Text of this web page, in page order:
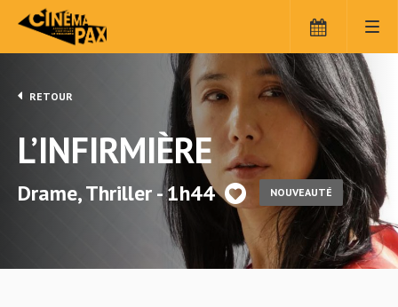
RETOUR
L’INFIRMIÈRE
Drame, Thriller - 1h44 NOUVEAUTÉ